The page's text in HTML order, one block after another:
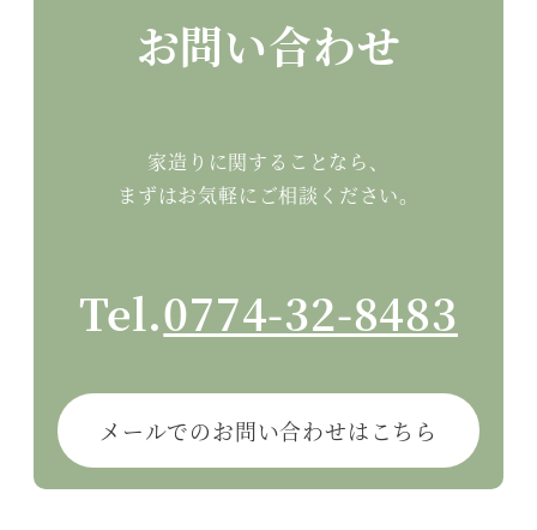
お問い合わせ
家造りに関することなら、
まずはお気軽にご相談ください。
Tel.0774-32-8483
メールでのお問い合わせはこちら